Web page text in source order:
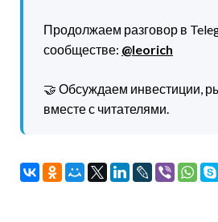
Продолжаем разговор в
сообществе: @leorich
🤝 Обсуждаем инвестиции,
вместе с читателями.